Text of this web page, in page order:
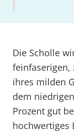
Die Scholle
feinfaserigen,
ihres milden
dem
Prozent gut
hochwertiges